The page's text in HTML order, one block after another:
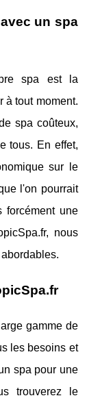
un spa
spa est la
à tout moment.
spa coûteux,
tous. En effet,
sur le
l'on pourrait
forcément une
nous
gamme de
les besoins et
spa pour une
trouverez le